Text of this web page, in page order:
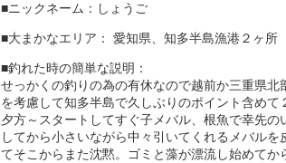
■ニックネーム：しょうご
■大まかなエリア： 愛知県、知多半島漁港２ヶ所
■釣れた時の簡単な説明：
せっかくの釣りの為の有休なので越前か三重県
を考慮して知多半島で久しぶりのポイント含めて
夕方～スタートしてすぐ子メバル、根魚で幸先
してから小さいながら中々引いてくれるメバル
てそこからまた沈黙。ゴミと藻が漂流し始めて